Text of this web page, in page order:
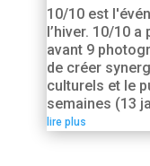
10/10 est
l’hiver. 10/10
avant 9
de créer
culturels et le
semaines (13
lire plus